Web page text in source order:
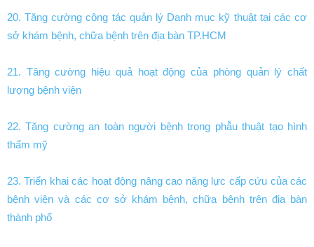
20. Tăng cường công tác quản lý Danh mục kỹ thuật tại các cơ
sở khám bệnh, chữa bệnh trên địa bàn TP.HCM
21. Tăng cường hiệu quả hoạt động của phòng quản lý chất
lượng bệnh viện
22. Tăng cường an toàn người bệnh trong phẫu thuật tạo hình
thẩm mỹ
23. Triển khai các hoạt động nâng cao năng lực cấp cứu của các
bệnh viện và các cơ sở khám bệnh, chữa bệnh trên địa bàn
thành phố